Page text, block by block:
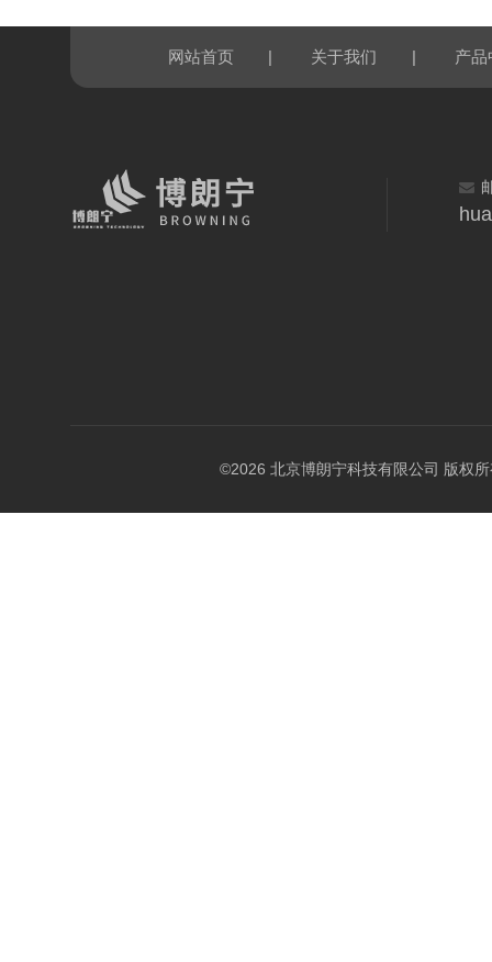
网站首页 | 关于我们 | 产品
©2026 北京博朗宁科技有限公司 版权